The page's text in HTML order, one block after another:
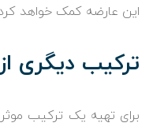
این عارضه کمک خواهد
ترکیب دیگری
برای تهیه یک ترکیب